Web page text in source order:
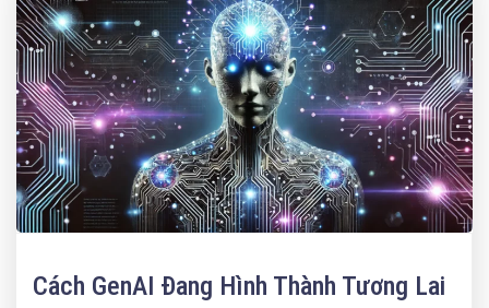
Cách GenAI Đang Hình Thành Tương Lai